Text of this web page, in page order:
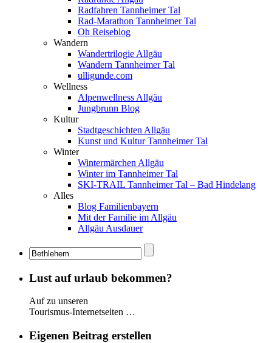
Radfahren Tannheimer Tal
Rad-Marathon Tannheimer Tal
Oh Reiseblog
Wandern
Wandertrilogie Allgäu
Wandern Tannheimer Tal
ulligunde.com
Wellness
Alpenwellness Allgäu
Jungbrunn Blog
Kultur
Stadtgeschichten Allgäu
Kunst und Kultur Tannheimer Tal
Winter
Wintermärchen Allgäu
Winter im Tannheimer Tal
SKI-TRAIL Tannheimer Tal – Bad Hindelang
Alles
Blog Familienbayern
Mit der Familie im Allgäu
Allgäu Ausdauer
Lust auf urlaub bekommen?
Auf zu unseren
Tourismus-Internetseiten …
Eigenen Beitrag erstellen